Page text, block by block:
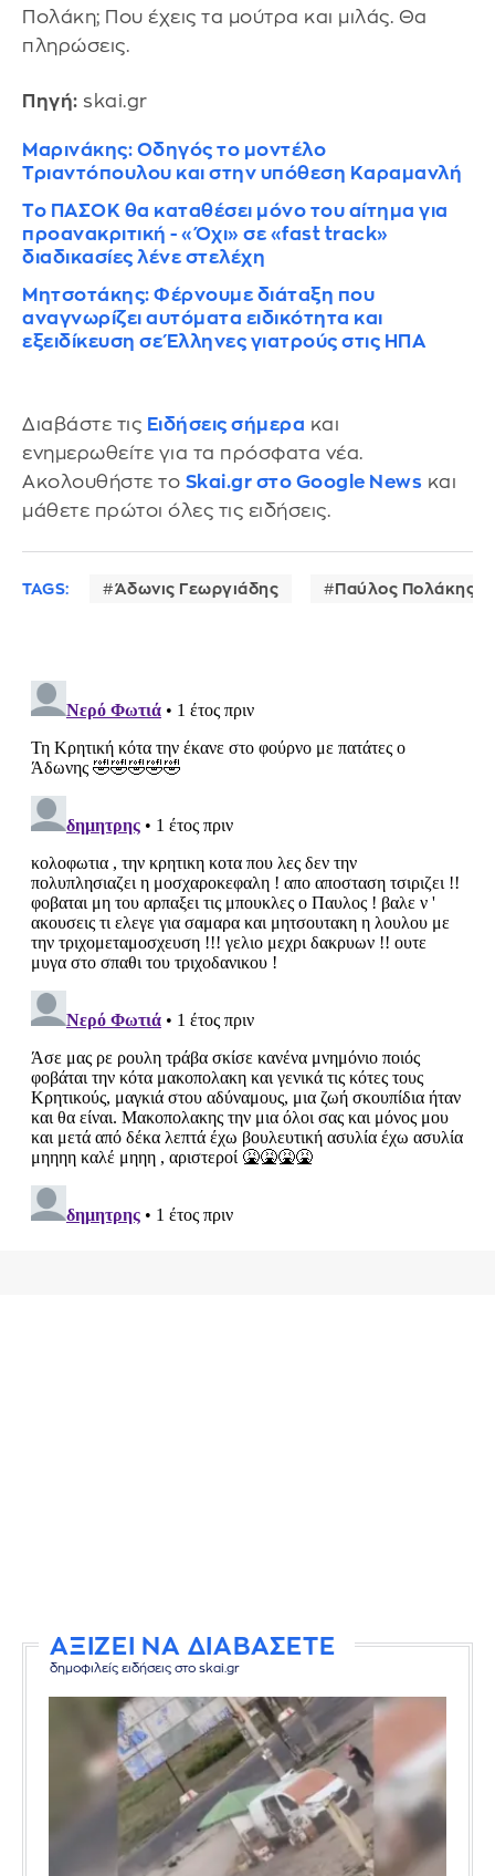
Πολάκη; Που έχεις τα μούτρα και μιλάς. Θα
πληρώσεις.
Πηγή: skai.gr
Μαρινάκης: Οδηγός το μοντέλο
Τριαντόπουλου και στην υπόθεση Καραμανλή
Το ΠΑΣΟΚ θα καταθέσει μόνο του αίτημα για
προανακριτική - «Όχι» σε «fast track»
διαδικασίες λένε στελέχη
Μητσοτάκης: Φέρνουμε διάταξη που
αναγνωρίζει αυτόματα ειδικότητα και
εξειδίκευση σε Έλληνες γιατρούς στις ΗΠΑ
Διαβάστε τις Ειδήσεις σήμερα και
ενημερωθείτε για τα πρόσφατα νέα.
Ακολουθήστε το Skai.gr στο Google News και
μάθετε πρώτοι όλες τις ειδήσεις.
TAGS: Άδωνις Γεωργιάδης Παύλος Πολάκης
ΑΞΙΖΕΙ ΝΑ ΔΙΑΒΑΣΕΤΕ
δημοφιλείς ειδήσεις στο skai.gr